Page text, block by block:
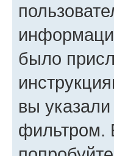
было
вы
фильтром.